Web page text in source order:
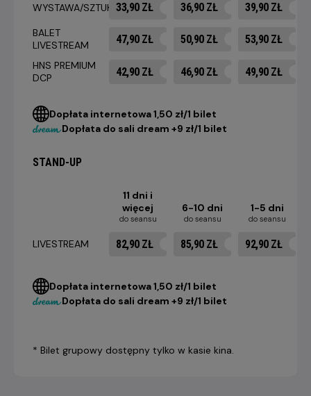
WYSTAWA/SZTUKA
BALET
LIVESTREAM
HNS PREMIUM
DCP
33,90 ZŁ 36,90 ZŁ 39,90 ZŁ
47,90 ZŁ 50,90 ZŁ 53,90 ZŁ
42,90 ZŁ 46,90 ZŁ 49,90 ZŁ
Dopłata internetowa 1,50 zł/1 bilet
Dopłata do sali dream +9 zł/1 bilet
STAND-UP
11 dni i
więcej
do seansu
6-10 dni
do seansu
1-5 dni
do seansu
LIVESTREAM 82,90 ZŁ 85,90 ZŁ 92,90 ZŁ
Dopłata internetowa 1,50 zł/1 bilet
Dopłata do sali dream +9 zł/1 bilet
* Bilet grupowy dostępny tylko w kasie kina.